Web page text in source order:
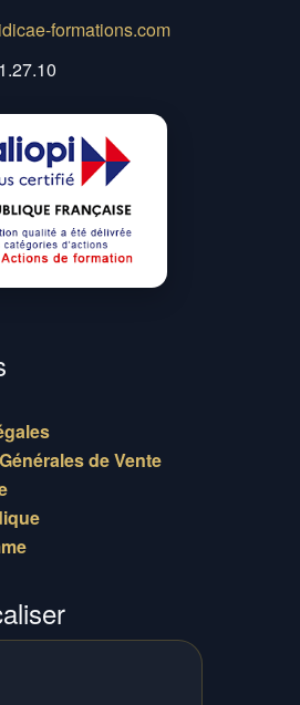
formations.com
de Vente